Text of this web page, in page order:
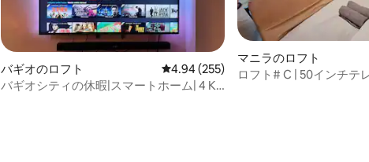
バギオのロフト レビュー255件、5つ星中4.94つ星の平
4.94 (255)
バギオシティの休暇|スマートホーム| 4 K
マニラのロフト
ロフト# C | 50インチテ